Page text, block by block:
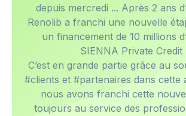
depuis mercredi ... Après 2 ans
Renolib a franchi une nouvelle
un financement de 10 millions
SIENNA Private Credit
C’est en grande partie grâce au
#clients et #partenaires dans cette
nous avons franchi cette
toujours au service des